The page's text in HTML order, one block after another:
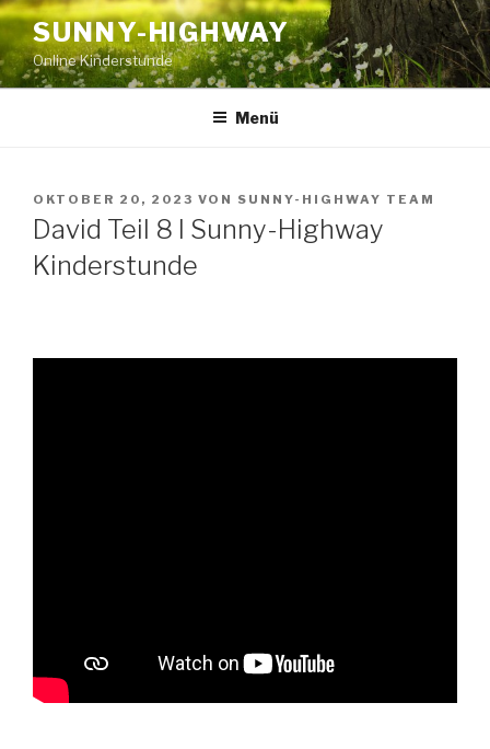
Zum
Inhalt
springen
SUNNY-HIGHWAY
Online Kinderstunde
Menü
VERÖFFENTLICHT
AM
OKTOBER 20, 2023 VON SUNNY-HIGHWAY TEAM
David Teil 8 I Sunny-Highway
Kinderstunde